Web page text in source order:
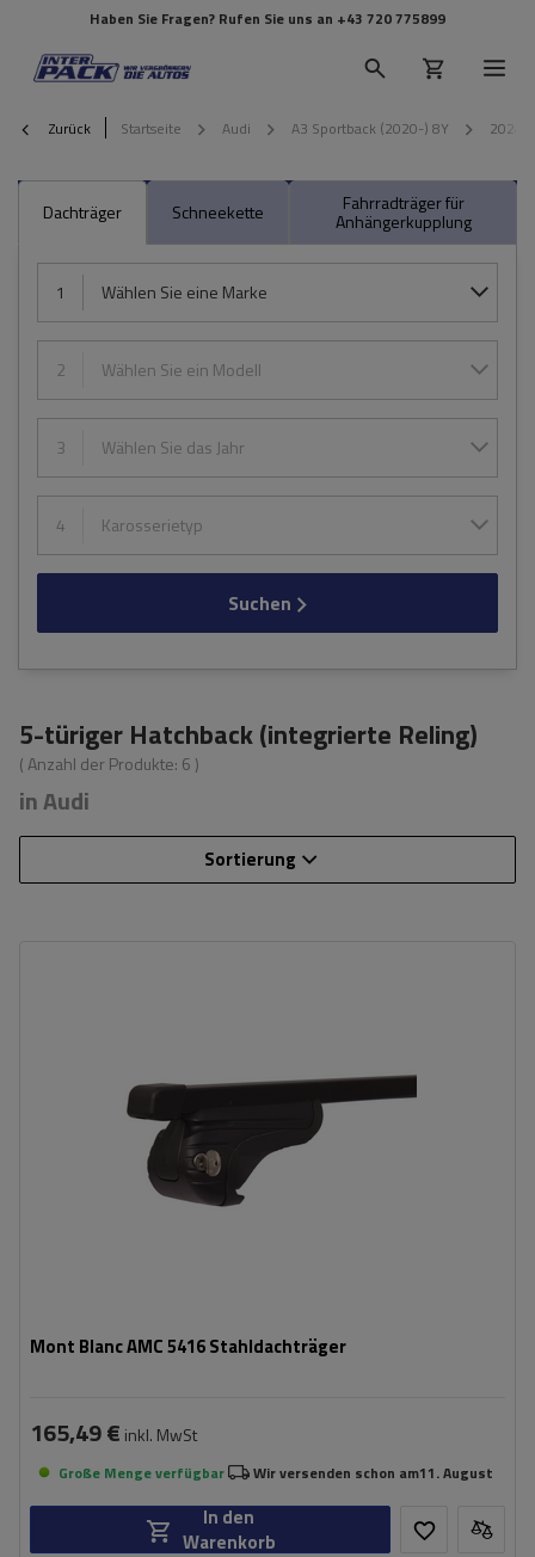
Haben Sie Fragen? Rufen Sie uns an +43 720 775899
Zurück Startseite Audi A3 Sportback (2020-) 8Y 2024
Dachträger Schneekette Fahrradträger für
Anhängerkupplung
1 Wählen Sie eine Marke
2 Wählen Sie ein Modell
3 Wählen Sie das Jahr
4 Karosserietyp
Suchen
5-türiger Hatchback (integrierte Reling)
( Anzahl der Produkte: 6 )
in Audi
Sortierung
Mont Blanc AMC 5416 Stahldachträger
165,49 € inkl. MwSt
Große Menge verfügbar Wir versenden schon am11. August
In den
Warenkorb